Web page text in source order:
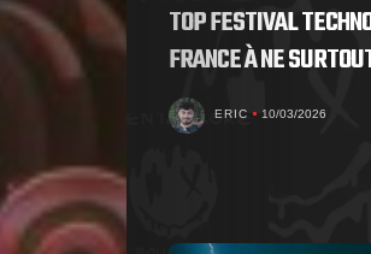
TOP FESTIVAL
FRANCE À NE
ERIC 10/03/2026